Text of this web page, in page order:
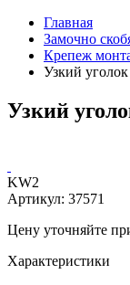
Главная
Замочно
Крепеж
Узкий
Узкий
KW2
Артикул: 37571
Цену уточняйте
Характеристики